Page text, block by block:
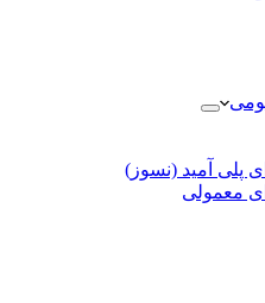
پلی آمید (نسوز)
معمولی